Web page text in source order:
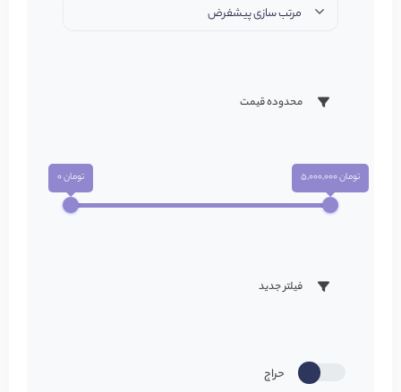
مرتب سازی پیشفرض
محدوده قیمت
تومان 0 تومان 5,000,000
فیلتر جدید
حراج